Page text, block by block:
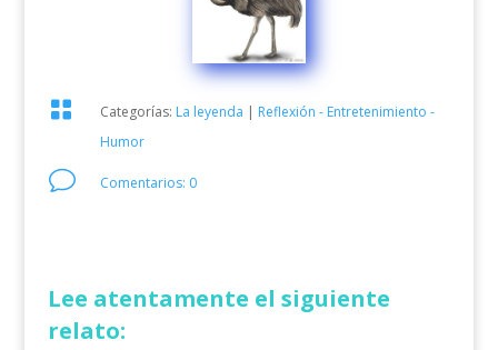
 Categorías: La leyenda | Reflexión - Entretenimiento -
Humor
v Comentarios: 0
Lee atentamente el siguiente
relato: